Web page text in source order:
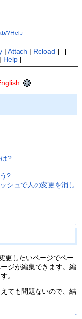
?Help
| Attach | Reload ] [
Help]
?
?
シュで人の変更を消し
↑
更したいページでペー
ジが編集できます。編
。
ても問題ないので、結
↑